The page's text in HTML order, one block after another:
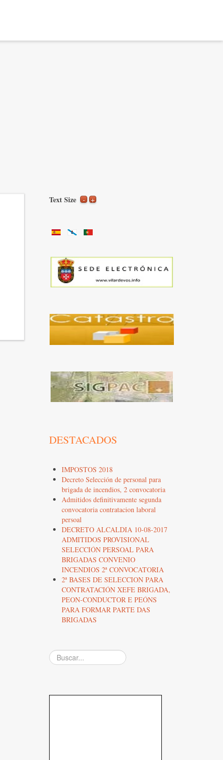
Text Size
DESTACADOS
IMPOSTOS 2018
Decreto Selección de personal para
brigada de incendios, 2 convocatoria
Admitidos definitivamente segunda
convocatoria contratacion laboral
persoal
DECRETO ALCALDIA 10-08-2017
ADMITIDOS PROVISIONAL
SELECCIÓN PERSOAL PARA
BRIGADAS CONVENIO
INCENDIOS 2ª CONVOCATORIA
2ª BASES DE SELECCION PARA
CONTRATACIÓN XEFE BRIGADA,
PEON-CONDUCTOR E PEÓNS
PARA FORMAR PARTE DAS
BRIGADAS
Buscar...